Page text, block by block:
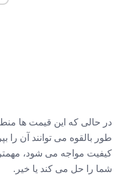
در حالی که این قیمت ها
طور بالقوه می توانند آن را
کیفیت مواجه می شود،
شما را حل می کند یا خیر.